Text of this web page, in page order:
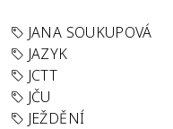
JANA SOUKUPOVÁ
JAZYK
JCTT
JČU
JEŽDĚNÍ